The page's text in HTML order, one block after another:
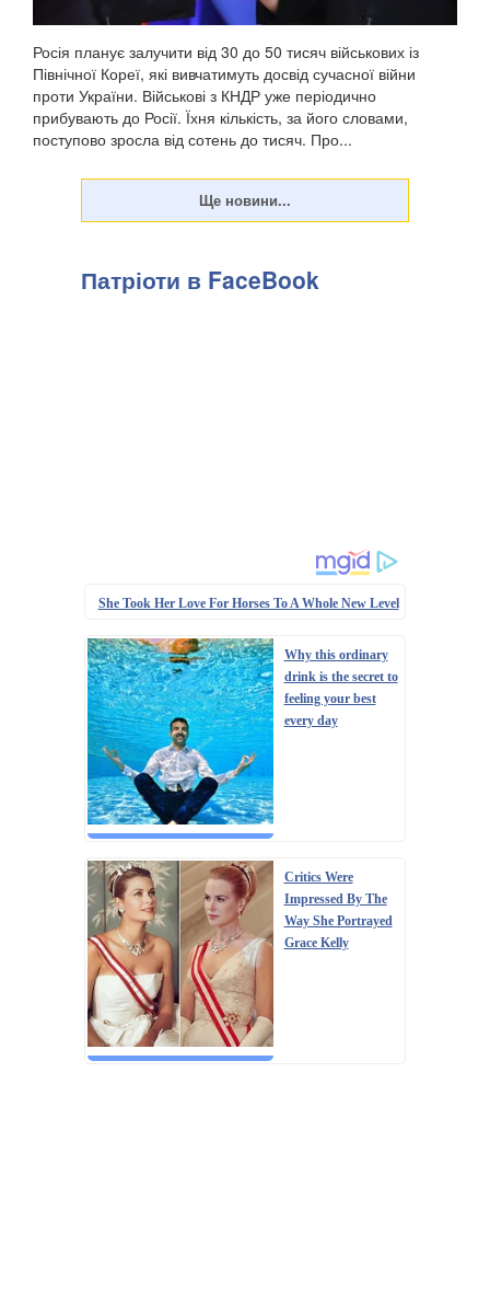
Росія планує залучити від 30 до 50 тисяч військових із
Північної Кореї, які вивчатимуть досвід сучасної війни
проти України. Військові з КНДР уже періодично
прибувають до Росії. Їхня кількість, за його словами,
поступово зросла від сотень до тисяч. Про...
Патріоти в FaceBook
She Took Her Love For Horses To A Whole New Level
Why this ordinary
drink is the secret to
feeling your best
every day
Critics Were
Impressed By The
Way She Portrayed
Grace Kelly